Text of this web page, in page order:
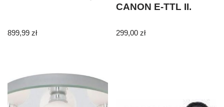
899,99 zł
CANON E-TTL II.
299,00zł